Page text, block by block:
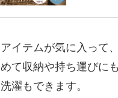
イテムが気に入って
て収納や持ち運びに
濯もできます。